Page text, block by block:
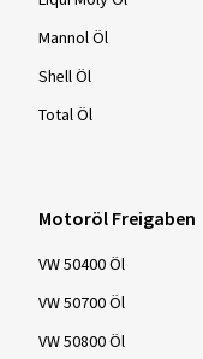
Mannol Öl
Shell Öl
Total Öl
Motoröl Freigaben
VW 50400 Öl
VW 50700 Öl
VW 50800 Öl